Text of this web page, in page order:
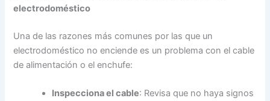
electrodoméstico
Una de las razones más comunes por las que un
electrodoméstico no enciende es un problema con el cable
de alimentación o el enchufe:
Inspecciona el cable: Revisa que no haya signos